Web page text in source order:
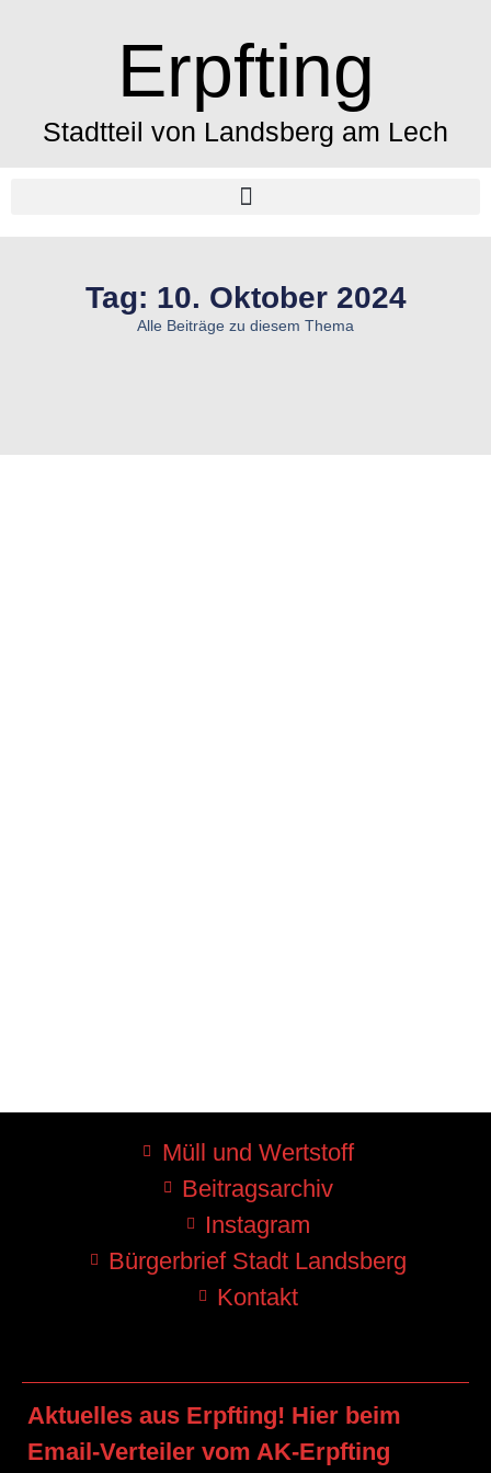
Erpfting
Stadtteil von Landsberg am Lech
Tag: 10. Oktober 2024
Alle Beiträge zu diesem Thema
Müll und Wertstoff
Beitragsarchiv
Instagram
Bürgerbrief Stadt Landsberg
Kontakt
Aktuelles aus Erpfting! Hier beim
Email-Verteiler vom AK-Erpfting